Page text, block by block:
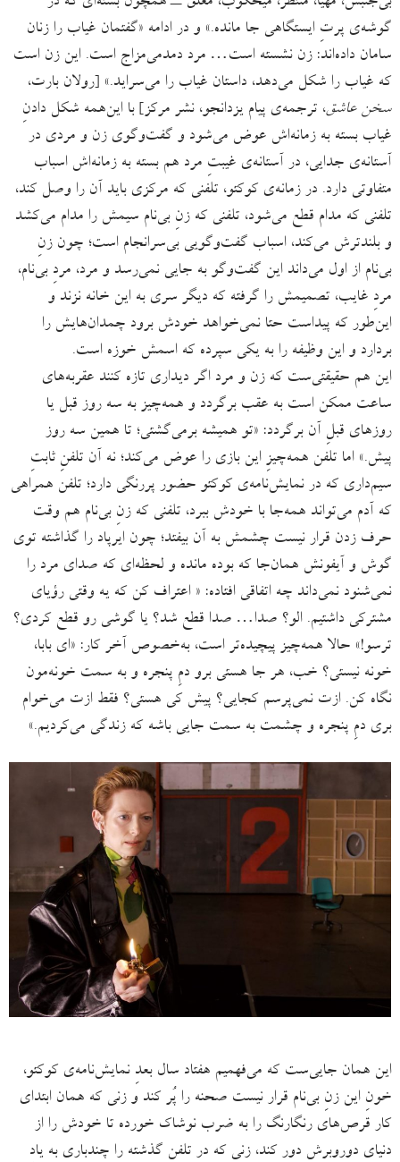
گوشه‌ی پرتِ ایستگاهی جا مانده.» و در ادامه «گفتمان غیاب را زنان
سامان داده‌اند: زن نشسته است… مرد دمدمی‌مزاج است. این زن است
که غیاب را شکل می‌دهد، داستان غیاب را می‌سراید.» [رولان بارت،
سخن عاشق، ترجمه‌ی پیام یزدانجو، نشر مرکز] با این‌همه شکل دادنِ
غیاب بسته به زمانه‌اش عوض می‌شود و گفت‌وگوی زن و مردی در
آستانه‌ی جدایی، در آستانه‌ی غیبتِ مرد هم بسته به زمانه‌اش اسباب
متفاوتی دارد. در زمانه‌ی کوکتو، تلفنی که مرکزی باید آن را وصل کند،
تلفنی که مدام قطع می‌شود، تلفنی که زنِ بی‌نام سیمش را مدام می‌کشد
و بلندترش می‌کند، اسباب گفت‌وگویی بی‌سرانجام است؛ چون زنِ
بی‌نام از اول می‌داند این گفت‌وگو به جایی نمی‌رسد و مرد، مردِ بی‌نام،
مردِ غایب، تصمیمش را گرفته که دیگر سری به این خانه نزند و
این‌طور که پیداست حتا نمی‌خواهد خودش برود چمدان‌هایش را
بردارد و این وظیفه را به یکی سپرده که اسمش خوزه است.
این هم حقیقتی‌ست که زن و مرد اگر دیداری تازه کنند عقربه‌های
ساعت ممکن است به عقب برگردد و همه‌چیز به سه روز قبل یا
روزهای قبلِ آن برگردد: «تو همیشه برمی‌گشتی؛ تا همین سه روز
پیش.» اما تلفن همه‌چیزِ این بازی را عوض می‌کند؛ نه آن تلفنِ ثابتِ
سیم‌داری که در نمایش‌نامه‌ی کوکتو حضور پررنگی دارد؛ تلفن همراهی
که آدم می‌تواند همه‌جا با خودش ببرد، تلفنی که زنِ بی‌نام هم وقت
حرف زدن قرار نیست چشمش به آن بیفتد؛ چون ایرپاد را گذاشته توی
گوش و آیفونش همان‌جا که بوده مانده و لحظه‌ای که صدای مرد را
نمی‌شنود نمی‌داند چه اتفاقی افتاده: « اعتراف کن که یه وقتی رؤیای
مشترکی داشتیم. الو؟ صدا… صدا قطع شد؟ یا گوشی رو قطع کردی؟
ترسو!» حالا همه‌چیز پیچیده‌تر است، به‌خصوص آخر کار: «ای بابا،
خونه نیستی؟ خب، هر جا هستی برو دمِ پنجره و به سمت خونه‌مون
نگاه کن. ازت نمی‌پرسم کجایی؟ پیش کی هستی؟ فقط ازت می‌خوام
بری دمِ پنجره و چشمت به سمت جایی باشه که زندگی می‌کردیم.»
این همان جایی‌ست که می‌فهمیم هفتاد سال بعدِ نمایش‌نامه‌ی کوکتو،
خونِ این زنِ بی‌نام قرار نیست صحنه را پُر کند و زنی که همان ابتدای
کار قرص‌های رنگارنگ را به ضرب نوشاک خورده تا خودش را از
دنیای دوروبرش دور کند، زنی که در تلفن گذشته را چندباری به یادِ